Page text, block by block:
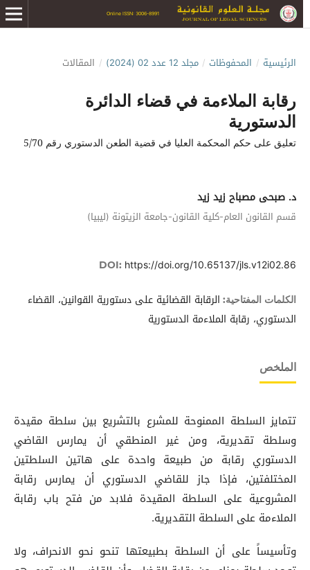
Online ISSN: 3006-8991
الرئيسية / المحفوظات / مجلد 12 عدد 02 (2024) / المقالات
رقابة الملاءمة في قضاء الدائرة
الدستورية
تعليق على حكم المحكمة العليا في قضية الطعن الدستوري رقم 5/70
د. صبحى مصباح زيد زيد
قسم القانون العام-كلية القانون-جامعة الزيتونة (ليبيا)
DOI: https://doi.org/10.65137/jls.v12i02.86
الكلمات المفتاحية: الرقابة القضائية على دستورية القوانين، القضاء
الدستوري، رقابة الملاءمة الدستورية
الملخص
تتمايز السلطة الممنوحة للمشرع بالتشريع بين سلطة مقيدة
وسلطة تقديرية، ومن غير المنطقي أن يمارس القاضي
الدستوري رقابة من طبيعة واحدة على هاتين السلطتين
المختلفتين، فإذا جاز للقاضي الدستوري أن يمارس رقابة
المشروعية على السلطة المقيدة فلابد من فتح باب رقابة
الملاءمة على السلطة التقديرية.
وتأسيساً على أن السلطة بطبيعتها تنحو نحو الانحراف، ولا